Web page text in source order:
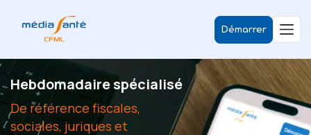
Démarrer
Hebdomadaire spécialisé
De référence fiscales,
sociales, juriques et